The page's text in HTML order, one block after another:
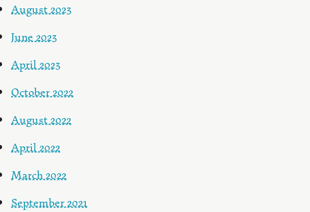
August 2023
June 2023
April 2023
October 2022
August 2022
April 2022
March 2022
September 2021